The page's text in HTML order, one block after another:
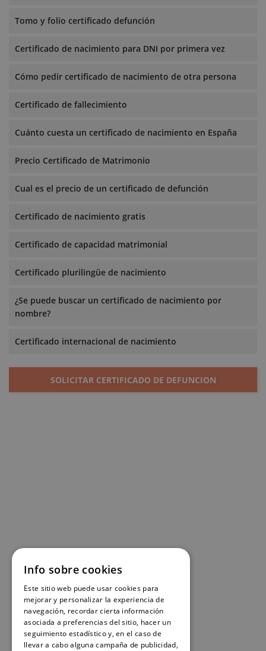
Tomo y folio certificado defunción
Certificado de nacimiento para DNI por primera vez
Cómo pedir certificado de nacimiento de otra persona
Certificado de fallecimiento
Cuánto cuesta un certificado de nacimiento en España
Precio Certificado de Matrimonio
Cual es el precio de un certificado de defunción
Certificado de nacimiento gratis
Certificado de capacidad matrimonial
Certificado plurilingüe de nacimiento
¿Se puede buscar un certificado de nacimiento por
nombre?
Certificado internacional de nacimiento
SOLICITAR CERTIFICADO DE DEFUNCION
Info sobre cookies
Este sitio web puede usar cookies para
mejorar y personalizar la experiencia de
navegación, recordar cierta información
asociada a preferencias del sitio, hacer un
seguimiento estadístico y, en el caso de
llevar a cabo alguna campaña de publicidad,